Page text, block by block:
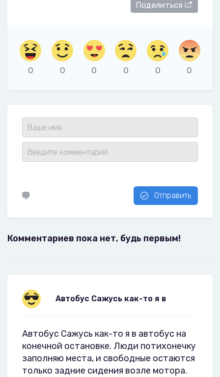
Поделиться
0 0 0 0 0 0
Отправить
Комментариев пока нет, будь первым!
Автобус Сажусь как-то я в
Автобус Сажусь как-то я в автобус на
конечной остановке. Люди потихонечку
заполняю места, и свободные остаются
только задние сидения возле мотора.